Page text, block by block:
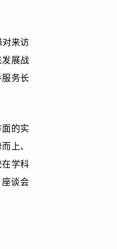
对来访
展战
务长
的实
上、
学科
谈会